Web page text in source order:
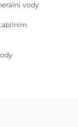
vody